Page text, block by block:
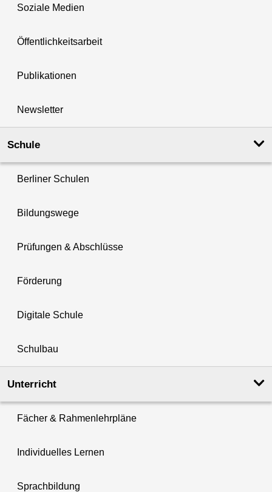
Soziale Medien
Öffentlichkeitsarbeit
Publikationen
Newsletter
Schule
Berliner Schulen
Bildungswege
Prüfungen & Abschlüsse
Förderung
Digitale Schule
Schulbau
Unterricht
Fächer & Rahmenlehrpläne
Individuelles Lernen
Sprachbildung